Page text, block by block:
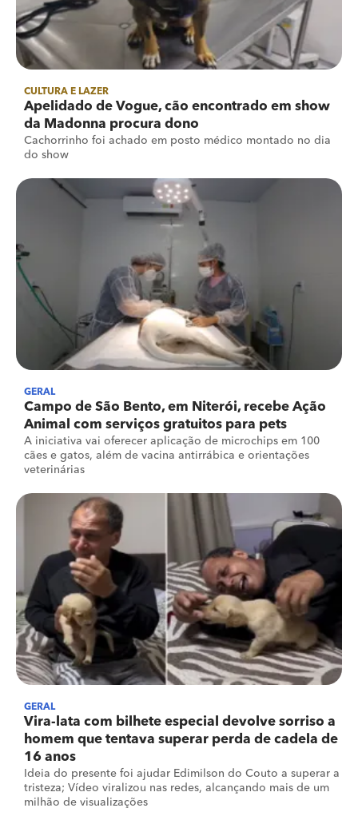
CULTURA E LAZER
Apelidado de Vogue, cão encontrado em show
da Madonna procura dono
Cachorrinho foi achado em posto médico montado no dia
do show
GERAL
Campo de São Bento, em Niterói, recebe Ação
Animal com serviços gratuitos para pets
A iniciativa vai oferecer aplicação de microchips em 100
cães e gatos, além de vacina antirrábica e orientações
veterinárias
GERAL
Vira-lata com bilhete especial devolve sorriso a
homem que tentava superar perda de cadela de
16 anos
Ideia do presente foi ajudar Edimilson do Couto a superar a
tristeza; Vídeo viralizou nas redes, alcançando mais de um
milhão de visualizações